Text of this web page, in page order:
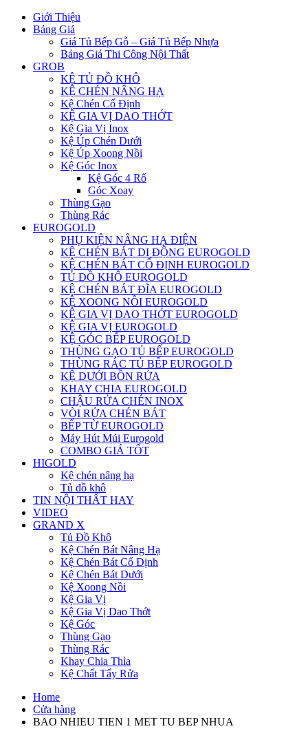
Giới Thiệu
Bảng Giá
Giá Tủ Bếp Gỗ – Giá Tủ Bếp Nhựa
Bảng Giá Thi Công Nội Thất
GROB
KỆ TỦ ĐỒ KHÔ
KỆ CHÉN NÂNG HẠ
Kệ Chén Cố Định
KỆ GIA VỊ DAO THỚT
Kệ Gia Vị Inox
Kệ Úp Chén Dưới
Kệ Úp Xoong Nồi
Kệ Góc Inox
Kệ Góc 4 Rổ
Góc Xoay
Thùng Gạo
Thùng Rác
EUROGOLD
PHỤ KIỆN NÂNG HẠ ĐIỆN
KỆ CHÉN BÁT DI ĐỘNG EUROGOLD
KỆ CHÉN BÁT CỐ ĐỊNH EUROGOLD
TỦ ĐỒ KHÔ EUROGOLD
KỆ CHÉN BÁT ĐĨA EUROGOLD
KỆ XOONG NỒI EUROGOLD
KỆ GIA VỊ DAO THỚT EUROGOLD
KỆ GIA VỊ EUROGOLD
KỆ GÓC BẾP EUROGOLD
THÙNG GẠO TỦ BẾP EUROGOLD
THÙNG RÁC TỦ BẾP EUROGOLD
KỆ DƯỚI BỒN RỬA
KHAY CHIA EUROGOLD
CHẬU RỬA CHÉN INOX
VÒI RỬA CHÉN BÁT
BẾP TỪ EUROGOLD
Máy Hút Múi Eurogold
COMBO GIÁ TỐT
HIGOLD
Kệ chén nâng hạ
Tủ đồ khô
TIN NỘI THẤT HAY
VIDEO
GRAND X
Tủ Đồ Khô
Kệ Chén Bát Nâng Hạ
Kệ Chén Bát Cố Định
Kệ Chén Bát Dưới
Kệ Xoong Nồi
Kệ Gia Vị
Kệ Gia Vị Dao Thớt
Kệ Góc
Thùng Gạo
Thùng Rác
Khay Chia Thìa
Kệ Chất Tẩy Rửa
Home
Cửa hàng
BAO NHIEU TIEN 1 MET TU BEP NHUA